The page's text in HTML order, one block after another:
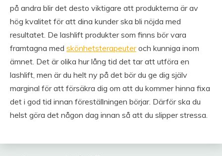
på andra blir det desto viktigare att produkterna är av
hög kvalitet för att dina kunder ska bli nöjda med
resultatet. De lashlift produkter som finns bör vara
framtagna med skönhetsterapeuteroch kunniga inom
ämnet. Det är olika hur lång tid det tar att utföra en
lashlift, men är du helt ny på det bör du ge dig själv
marginal för att försäkra dig om att du kommer hinna fixa
det i god tid innan föreställningen börjar. Därför ska du
helst göra det någon dag innan så att du slipper stressa.